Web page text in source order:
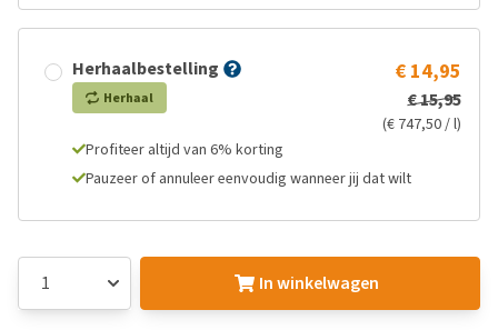
Herhaalbestelling
Herhaal
€ 14,95
€ 15,95
(€ 747,50 / l)
Profiteer altijd van 6% korting
Pauzeer of annuleer eenvoudig wanneer jij dat wilt
In winkelwagen